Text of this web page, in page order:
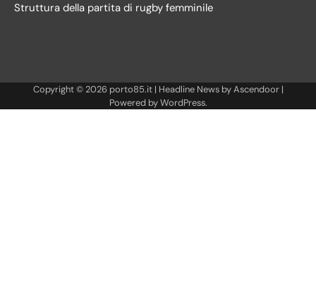
Struttura della partita di rugby femminile
Copyright © 2026 porto85.it| Headline News byAscendoor|
Powered byWordPress.